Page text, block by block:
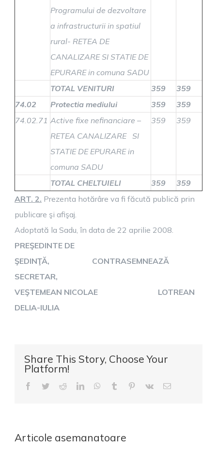
Programului de dezvoltare
a infrastructurii in spatiul
rural- RETEA DE
CANALIZARE SI STATIE DE
EPURARE in comuna SADU
TOTAL VENITURI
359
359
74.02
Protectia mediului 359
359
74.02.71 Active fixe nefinanciare –
RETEA CANALIZARE SI
STATIE DE EPURARE in
comuna SADU
359 359
TOTAL CHELTUIELI 359
359
ART. 2. Prezenta hotărâre va fi făcută publică prin
publicare şi afişaj.
Adoptată la Sadu, în data de 22 aprilie 2008.
PREŞEDINTE DE
ŞEDINŢĂ, CONTRASEMNEAZĂ
SECRETAR,
VEŞTEMEAN NICOLAE LOTREAN
DELIA-IULIA
Share This Story, Choose Your
Platform!
Facebook
TwitterRedditLinkedInWhatsApp
Tumblr Pinterest
Vk
E-
Articole asemanatoare